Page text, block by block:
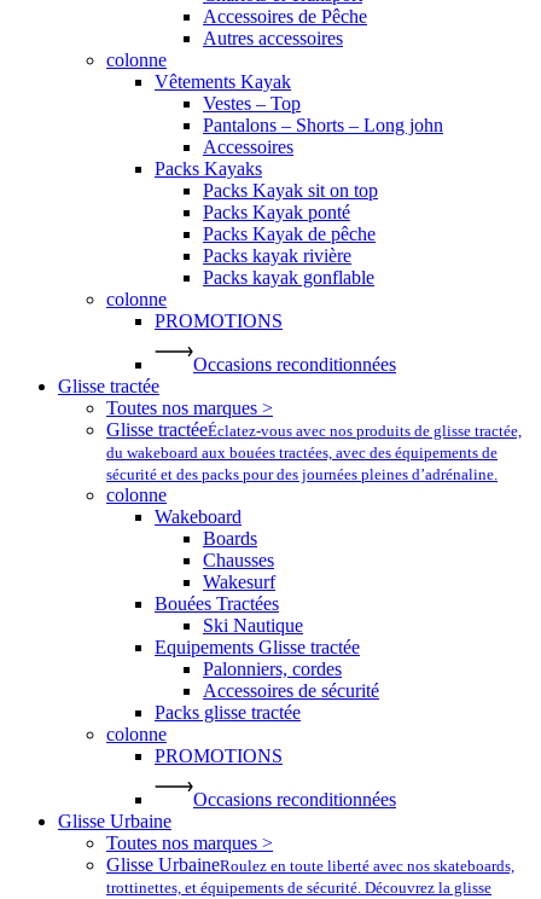
Accessoires de Pêche
Autres accessoires
colonne
Vêtements Kayak
Vestes – Top
Pantalons – Shorts – Long john
Accessoires
Packs Kayaks
Packs Kayak sit on top
Packs Kayak ponté
Packs Kayak de pêche
Packs kayak rivière
Packs kayak gonflable
colonne
PROMOTIONS
Occasions reconditionnées
Glisse tractée
Toutes nos marques >
Glisse tractéeÉclatez-vous avec nos produits de glisse tractée,
du wakeboard aux bouées tractées, avec des équipements de
sécurité et des packs pour des journées pleines d’adrénaline.
colonne
Wakeboard
Boards
Chausses
Wakesurf
Bouées Tractées
Ski Nautique
Equipements Glisse tractée
Palonniers, cordes
Accessoires de sécurité
Packs glisse tractée
colonne
PROMOTIONS
Occasions reconditionnées
Glisse Urbaine
Toutes nos marques >
Glisse UrbaineRoulez en toute liberté avec nos skateboards,
trottinettes, et équipements de sécurité. Découvrez la glisse